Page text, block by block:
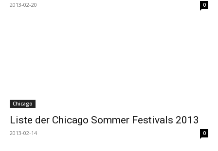
2013-02-20 0
Chicago
Liste der Chicago Sommer Festivals 2013
2013-02-14 0